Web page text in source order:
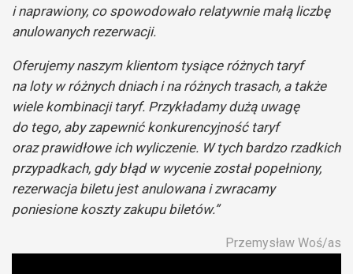
i naprawiony, co spowodowało relatywnie małą liczbę
anulowanych rezerwacji.
Oferujemy naszym klientom tysiące różnych taryf
na loty w różnych dniach i na różnych trasach, a także
wiele kombinacji taryf. Przykładamy dużą uwagę
do tego, aby zapewnić konkurencyjność taryf
oraz prawidłowe ich wyliczenie. W tych bardzo rzadkich
przypadkach, gdy błąd w wycenie został popełniony,
rezerwacja biletu jest anulowana i zwracamy
poniesione koszty zakupu biletów.”
Przemysław Woś/as